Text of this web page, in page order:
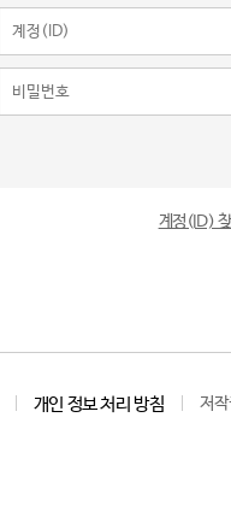
계정(ID)
개인 정보 처리 방침 저